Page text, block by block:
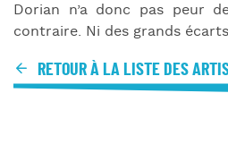
Dorian n’a donc pas peur
contraire. Ni des grands
RETOUR À LA LISTE DES